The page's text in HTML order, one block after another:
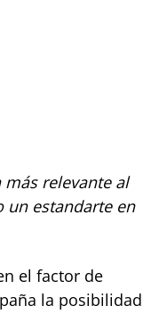
relevante al
un estandarte en
el factor de
la posibilidad